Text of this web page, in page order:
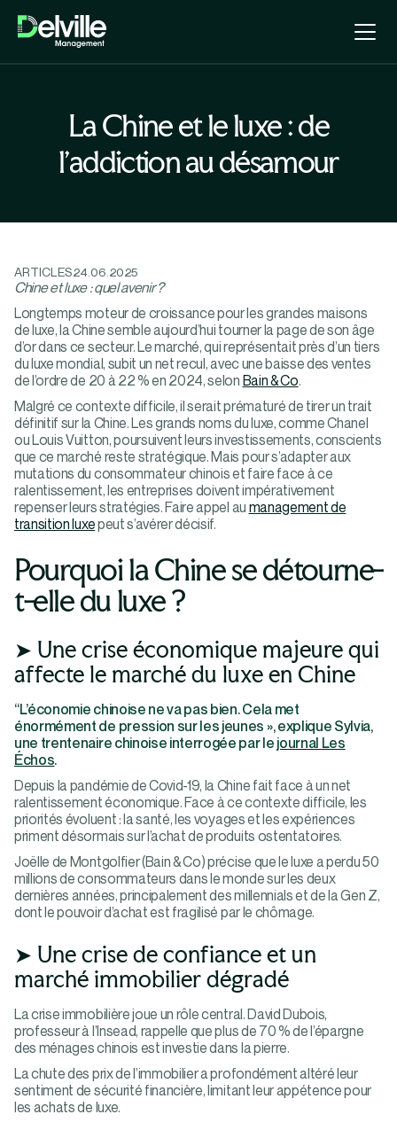
La Chine et le luxe : de
l’addiction au désamour
ARTICLES24.06.2025
Chine et luxe : quel avenir ?
Longtemps moteur de croissance pour les grandes maisons
de luxe, la Chine semble aujourd’hui tourner la page de son âge
d’or dans ce secteur. Le marché, qui représentait près d’un tiers
du luxe mondial, subit un net recul, avec une baisse des ventes
de l’ordre de 20 à 22 % en 2024, selon Bain & Co.
Malgré ce contexte difficile, il serait prématuré de tirer un trait
définitif sur la Chine. Les grands noms du luxe, comme Chanel
ou Louis Vuitton, poursuivent leurs investissements, conscients
que ce marché reste stratégique. Mais pour s’adapter aux
mutations du consommateur chinois et faire face à ce
ralentissement, les entreprises doivent impérativement
repenser leurs stratégies. Faire appel au management de
transition luxepeut s’avérer décisif.
Pourquoi la Chine se détourne-
t-elle du luxe ?
➤ Une crise économique majeure qui
affecte le marché du luxe en Chine
“L’économie chinoise ne va pas bien. Cela met
énormément de pression sur les jeunes », explique Sylvia,
une trentenaire chinoise interrogée par le journal Les
Échos.
Depuis la pandémie de Covid-19, la Chine fait face à un net
ralentissement économique. Face à ce contexte difficile, les
priorités évoluent : la santé, les voyages et les expériences
priment désormais sur l’achat de produits ostentatoires.
Joëlle de Montgolfier (Bain & Co) précise que le luxe a perdu 50
millions de consommateurs dans le monde sur les deux
dernières années, principalement des millennials et de la Gen Z,
dont le pouvoir d’achat est fragilisé par le chômage​.
➤ Une crise de confiance et un
marché immobilier dégradé
La crise immobilière joue un rôle central. David Dubois,
professeur à l’Insead, rappelle que plus de 70 % de l’épargne
des ménages chinois est investie dans la pierre.
La chute des prix de l’immobilier a profondément altéré leur
sentiment de sécurité financière, limitant leur appétence pour
les achats de luxe​.